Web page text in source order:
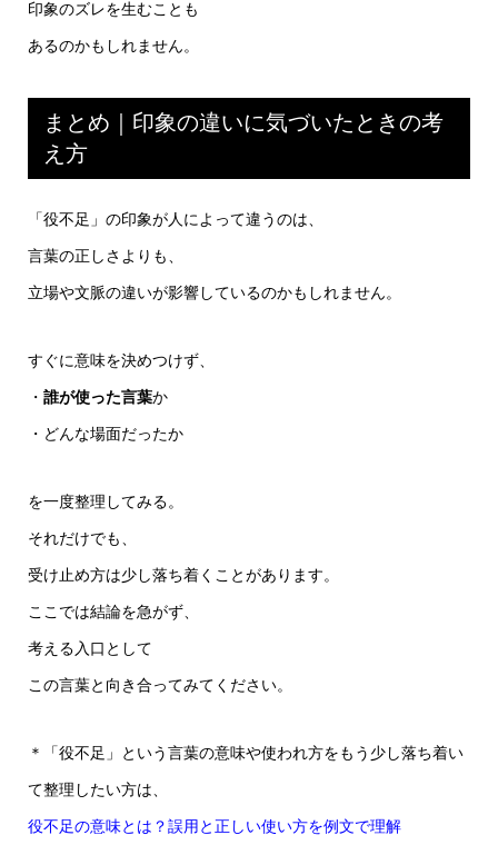
印象のズレを生むことも
あるのかもしれません。
まとめ｜印象の違いに気づいたときの考
え方
「役不足」の印象が人によって違うのは、
言葉の正しさよりも、
立場や文脈の違いが影響しているのかもしれません。
すぐに意味を決めつけず、
・ 誰が使った言葉か
・どんな場面だったか
を一度整理してみる。
それだけでも、
受け止め方は少し落ち着くことがあります。
ここでは結論を急がず、
考える入口として
この言葉と向き合ってみてください。
＊「役不足」という言葉の意味や使われ方をもう少し落ち着い
て整理したい方は、
役不足の意味とは？誤用と正しい使い方を例文で理解